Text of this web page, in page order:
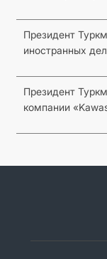
Президент
иностранных
Президент
компании